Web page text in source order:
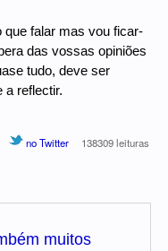
que falar mas vou ficar-
das vossas opiniões
tudo, deve ser
a reflectir.
no Twitter 138309 leituras
muitos